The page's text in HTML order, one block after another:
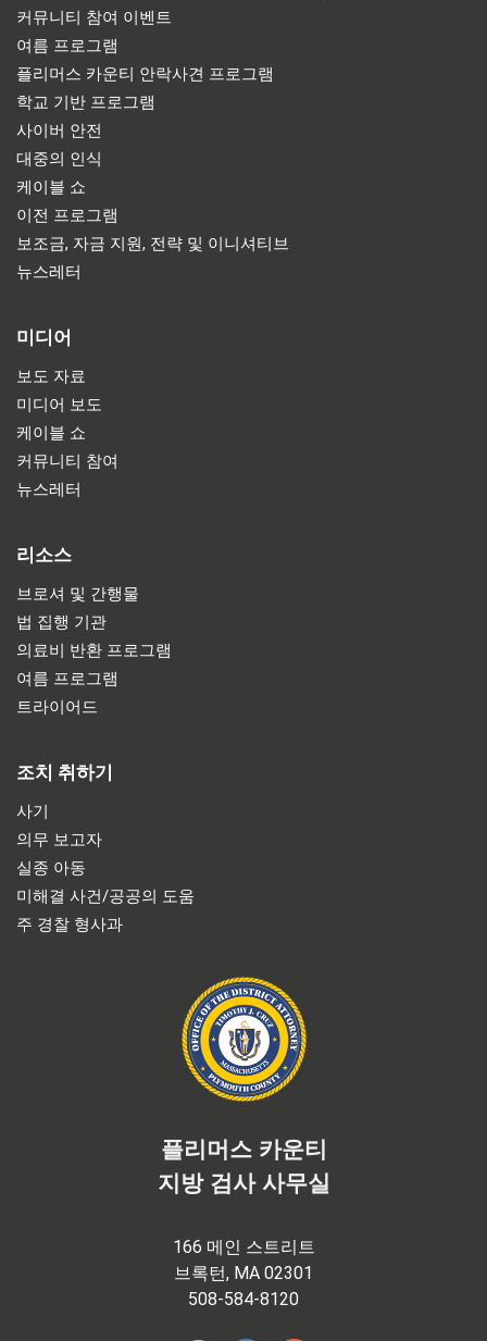
커뮤니티 참여 이벤트
여름 프로그램
플리머스 카운티 안락사견 프로그램
학교 기반 프로그램
사이버 안전
대중의 인식
케이블 쇼
이전 프로그램
보조금, 자금 지원, 전략 및 이니셔티브
뉴스레터
미디어
보도 자료
미디어 보도
케이블 쇼
커뮤니티 참여
뉴스레터
리소스
브로셔 및 간행물
법 집행 기관
의료비 반환 프로그램
여름 프로그램
트라이어드
조치 취하기
사기
의무 보고자
실종 아동
미해결 사건/공공의 도움
주 경찰 형사과
플리머스 카운티
지방 검사 사무실
166 메인 스트리트
브록턴, MA 02301
508-584-8120